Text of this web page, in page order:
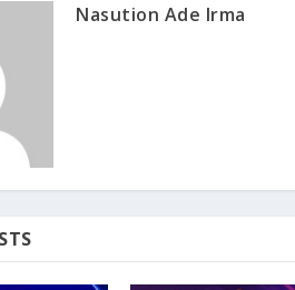
Nasution Ade Irma